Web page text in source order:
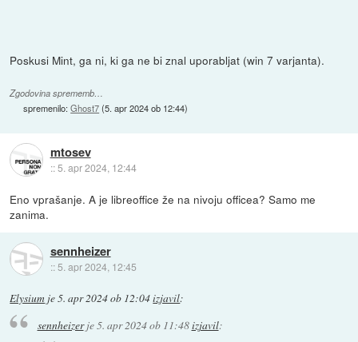
Poskusi Mint, ga ni, ki ga ne bi znal uporabljat (win 7 varjanta).
Zgodovina sprememb…
spremenilo:Ghost7(5. apr 2024 ob 12:44)
mtosev
::5. apr 2024, 12:44
Eno vprašanje. A je libreoffice že na nivoju officea? Samo me
zanima.
sennheizer
:: 5. apr 2024, 12:45
Elysium je5. apr 2024 ob 12:04izjavil:
sennheizerje5. apr 2024 ob 11:48izjavil: